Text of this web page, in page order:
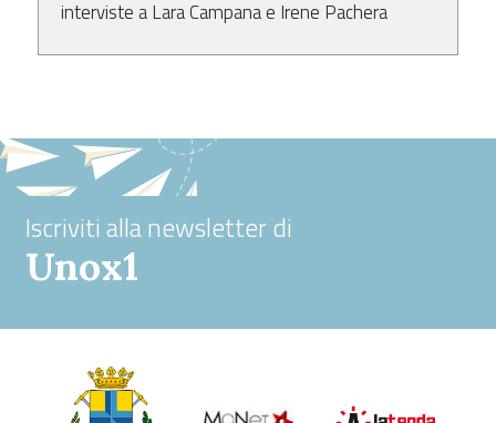
interviste aLara Campanae Irene Pachera
Iscriviti alla newsletter di
Unox1